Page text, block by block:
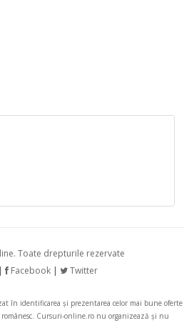
Toate drepturile rezervate
| Facebook | Twitter
în identificarea și prezentarea celor mai bune oferte
Cursuri-online.ro nu organizează și nu